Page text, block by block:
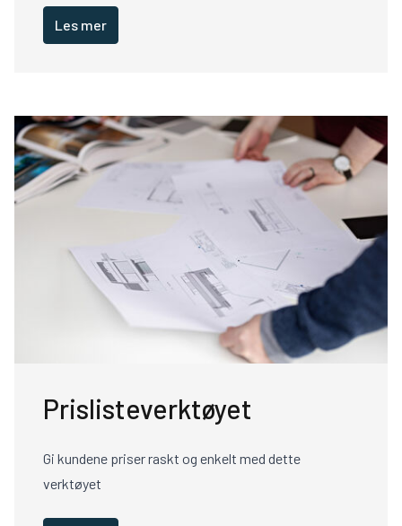
Oversikt systemer
Les mer
Prislisteverktøyet
Gi kundene priser raskt og enkelt med dette
verktøyet